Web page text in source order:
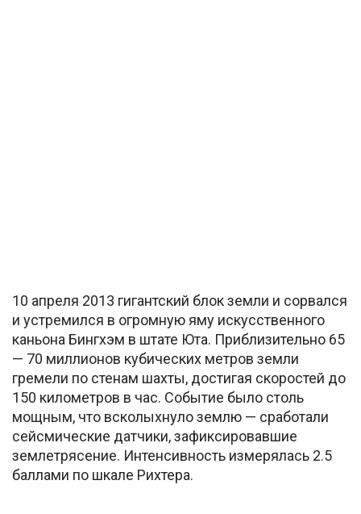
10 апреля 2013 гигантский блок земли и сорвался
и устремился в огромную яму искусственного
каньона Бингхэм в штате Юта. Приблизительно 65
— 70 миллионов кубических метров земли
гремели по стенам шахты, достигая скоростей до
150 километров в час. Событие было столь
мощным, что всколыхнуло землю — сработали
сейсмические датчики, зафиксировавшие
землетрясение. Интенсивность измерялась 2.5
баллами по шкале Рихтера.